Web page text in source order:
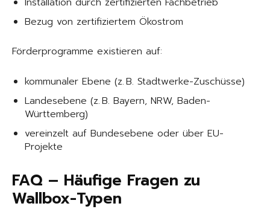
Bezug von zertifiziertem Ökostrom
Förderprogramme existieren auf:
kommunaler Ebene (z. B. Stadtwerke-Zuschüsse)
Landesebene (z. B. Bayern, NRW, Baden-
Württemberg)
vereinzelt auf Bundesebene oder über EU-
Projekte
FAQ – Häufige Fragen zu
Wallbox-Typen